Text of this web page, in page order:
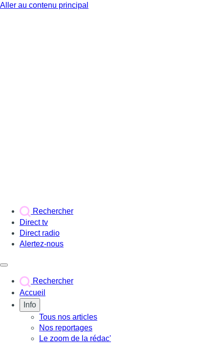
Aller au contenu principal
Rechercher
Direct tv
Direct radio
Alertez-nous
Rechercher
Accueil
Info
Tous nos articles
Nos reportages
Le zoom de la rédac'